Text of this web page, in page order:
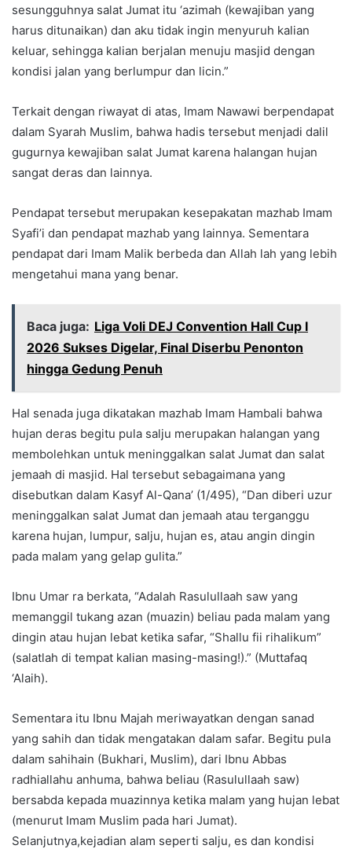
sesungguhnya salat Jumat itu ‘azimah (kewajiban yang
harus ditunaikan) dan aku tidak ingin menyuruh kalian
keluar, sehingga kalian berjalan menuju masjid dengan
kondisi jalan yang berlumpur dan licin.”
Terkait dengan riwayat di atas, Imam Nawawi berpendapat
dalam Syarah Muslim, bahwa hadis tersebut menjadi dalil
gugurnya kewajiban salat Jumat karena halangan hujan
sangat deras dan lainnya.
Pendapat tersebut merupakan kesepakatan mazhab Imam
Syafi’i dan pendapat mazhab yang lainnya. Sementara
pendapat dari Imam Malik berbeda dan Allah lah yang lebih
mengetahui mana yang benar.
Baca juga: Liga Voli DEJ Convention Hall Cup I
2026 Sukses Digelar, Final Diserbu Penonton
hingga Gedung Penuh
Hal senada juga dikatakan mazhab Imam Hambali bahwa
hujan deras begitu pula salju merupakan halangan yang
membolehkan untuk meninggalkan salat Jumat dan salat
jemaah di masjid. Hal tersebut sebagaimana yang
disebutkan dalam Kasyf Al-Qana’ (1/495), “Dan diberi uzur
meninggalkan salat Jumat dan jemaah atau terganggu
karena hujan, lumpur, salju, hujan es, atau angin dingin
pada malam yang gelap gulita.”
Ibnu Umar ra berkata, “Adalah Rasulullaah saw yang
memanggil tukang azan (muazin) beliau pada malam yang
dingin atau hujan lebat ketika safar, “Shallu fii rihalikum”
(salatlah di tempat kalian masing-masing!).” (Muttafaq
‘Alaih).
Sementara itu Ibnu Majah meriwayatkan dengan sanad
yang sahih dan tidak mengatakan dalam safar. Begitu pula
dalam sahihain (Bukhari, Muslim), dari Ibnu Abbas
radhiallahu anhuma, bahwa beliau (Rasulullaah saw)
bersabda kepada muazinnya ketika malam yang hujan lebat
(menurut Imam Muslim pada hari Jumat).
Selanjutnya,kejadian alam seperti salju, es dan kondisi